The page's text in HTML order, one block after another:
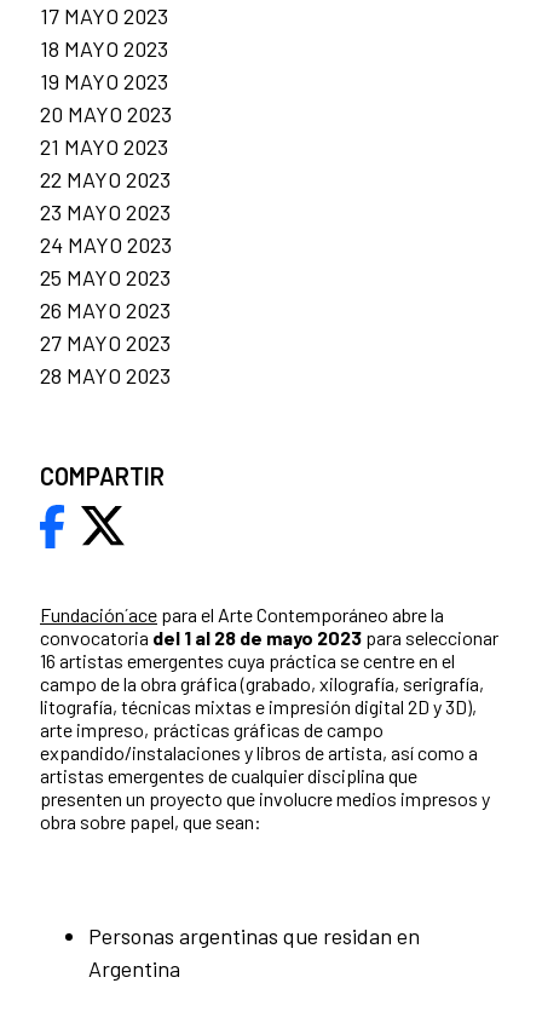
Fundación´ace para el Arte Contemporáneo abre la
convocatoria del 1 al 28 de mayo 2023 para seleccionar
16 artistas emergentes cuya práctica se centre en el
campo de la obra gráfica (grabado, xilografía, serigrafía,
litografía, técnicas mixtas e impresión digital 2D y 3D),
arte impreso, prácticas gráficas de campo
expandido/instalaciones y libros de artista, así como a
artistas emergentes de cualquier disciplina que
presenten un proyecto que involucre medios impresos y
obra sobre papel, que sean:
Personas argentinas que residan en
Argentina
17 MAYO 2023
18 MAYO 2023
19 MAYO 2023
20 MAYO 2023
21 MAYO 2023
22 MAYO 2023
23 MAYO 2023
24 MAYO 2023
25 MAYO 2023
26 MAYO 2023
27 MAYO 2023
28 MAYO 2023
COMPARTIR